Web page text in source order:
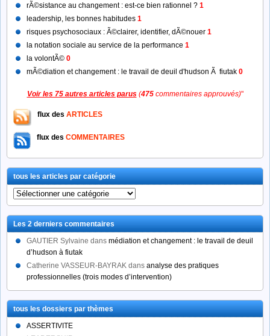
rÃ©sistance au changement : est-ce bien rationnel ? 1
leadership, les bonnes habitudes 1
risques psychosociaux : Ã©clairer, identifier, dÃ©nouer 1
la notation sociale au service de la performance 1
la volontÃ© 0
mÃ©diation et changement : le travail de deuil d'hudson Ã fiutak 0
Voir les 75 autres articles parus (475commentaires approuvés)"
flux des ARTICLES
flux des COMMENTAIRES
tous les articles par catégorie
tous
les
articles
par
catégorie
Les 2 derniers commentaires
GAUTIER Sylvaine dans médiation et changement : le travail de deuil
d’hudson à fiutak
Catherine VASSEUR-BAYRAK dans analyse des pratiques
professionnelles (trois modes d’intervention)
tous les dossiers par thèmes
ASSERTIVITE